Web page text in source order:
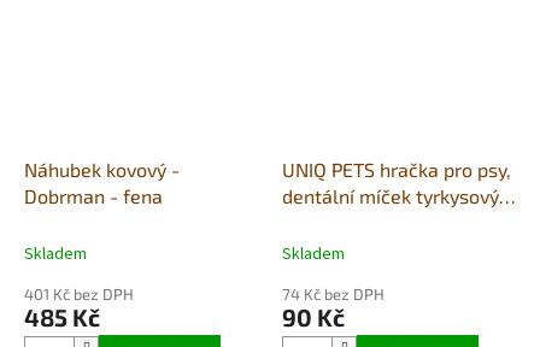
Náhubek kovový -
Dobrman - fena
Skladem
401 Kč bez DPH
485 Kč
UNIQ PETS hračka pro psy,
dentální míček tyrkysový
mátovou vůní
Skladem
74 Kč bez DPH
90 Kč